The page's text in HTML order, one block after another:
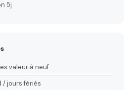
5j
valeur à neuf
/ jours fériés